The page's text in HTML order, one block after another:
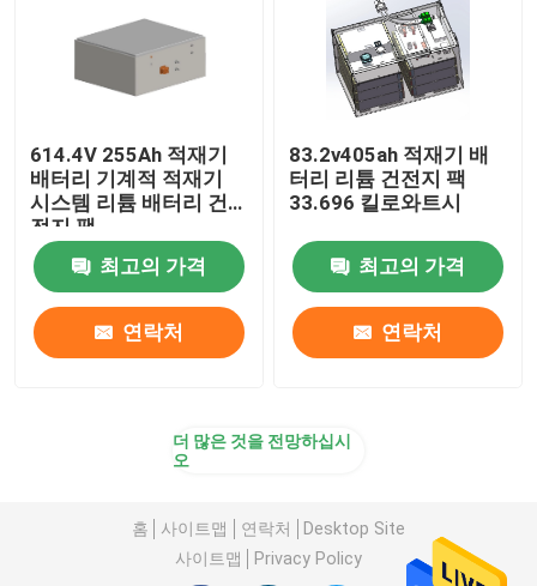
614.4V 255Ah 적재기
배터리 기계적 적재기
시스템 리튬 배터리 건
전지 팩
최고의 가격
연락처
83.2v405ah 적재기 배
터리 리튬 건전지 팩
33.696 킬로와트시
최고의 가격
연락처
더 많은 것을 전망하십시
오
홈 사이트맵 연락처
Desktop Site
사이트맵
Privacy Policy